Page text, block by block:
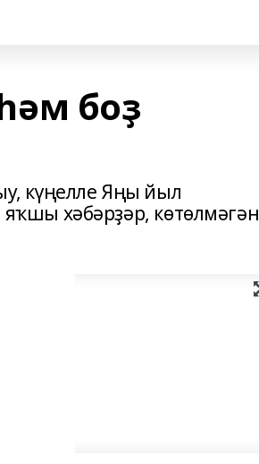
боҙ
күңелле Яңы йыл
хәбәрҙәр, көтөлмәгән